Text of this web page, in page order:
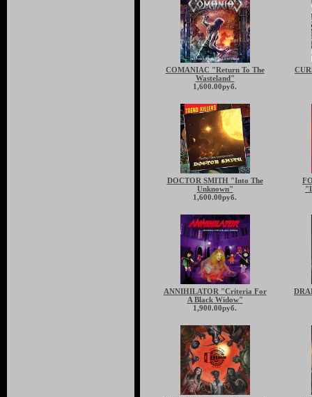
COMANIAC "Return To The
Wasteland"
1,600.00руб.
DOCTOR SMITH "Into The
Unknown"
1,600.00руб.
ANNIHILATOR "Criteria For
A Black Widow"
1,900.00руб.